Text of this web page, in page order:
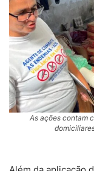
As ações contam